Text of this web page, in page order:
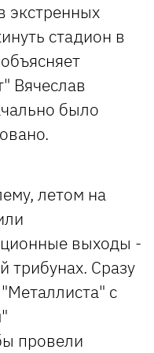
экстренных
стадион в
Вячеслав
было
летом на
выходы -
трибунах. Сразу
с
провели